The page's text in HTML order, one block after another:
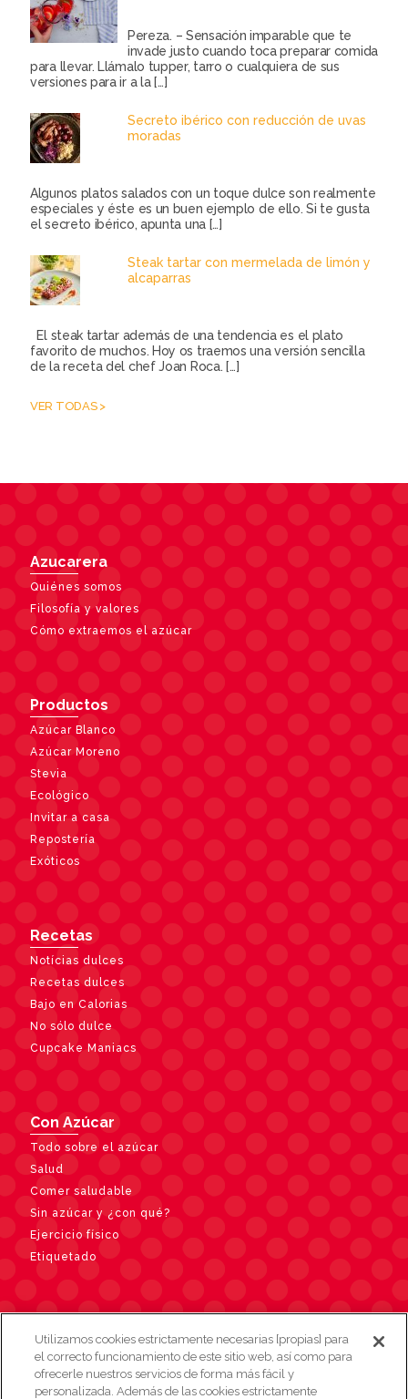
Pereza. – Sensación imparable que te
invade justo cuando toca preparar comida
para llevar. Llámalo tupper, tarro o cualquiera de sus
versiones para ir a la[…]
Secreto ibérico con reducción de uvas
moradas
Algunos platos salados con un toque dulce son realmente
especiales y éste es un buen ejemplo de ello. Si te gusta
el secreto ibérico, apunta una […]
Steak tartar con mermelada de limón y
alcaparras
El steak tartar además de una tendencia es el plato
favorito de muchos. Hoy os traemos una versión sencilla
de la receta del chef Joan Roca. […]
VER TODAS >
Azucarera
Quiénes somos
Filosofía y valores
Cómo extraemos el azúcar
Productos
Azúcar Blanco
Azúcar Moreno
Stevia
Ecológico
Invitar a casa
Repostería
Exóticos
Recetas
Notícias dulces
Recetas dulces
Bajo en Calorias
No sólo dulce
Cupcake Maniacs
Con Azúcar
Todo sobre el azúcar
Salud
Comer saludable
Sin azúcar y ¿con qué?
Ejercicio físico
Etiquetado
Contacto
Utilizamos cookies estrictamente necesarias [propias] para
el correcto funcionamiento de este sitio web, así como para
ofrecerle nuestros servicios de forma más fácil y
personalizada. Además de las cookies estrictamente